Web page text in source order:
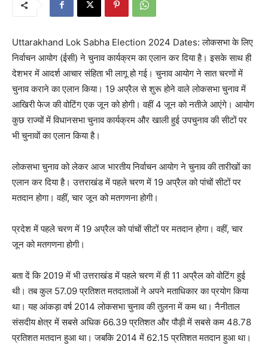
Uttarakhand Lok Sabha Election 2024 Dates: लोकसभा के लिए
निर्वाचन आयोग (ईसी) ने चुनाव कार्यक्रम का एलान कर दिया है। इसके साथ ही
देशभर में आदर्श आचार संहिता भी लागू हो गई। चुनाव आयोग ने सात चरणों में
चुनाव कराने का एलान किया। 19 अप्रैल से शुरू होने वाले लोकसभा चुनाव में
आखिरी फेज की वोटिंग एक जून को होगी। वहीं 4 जून को नतीजे आएंगे। आयोग
कुछ राज्यों में विधानसभा चुनाव कार्यक्रम और खाली हुई उपचुनाव की सीटों पर
भी चुनावों का एलान किया है।
लोकसभा चुनाव को लेकर आज भारतीय निर्वाचन आयोग ने चुनाव की तारीखों का
एलान कर दिया है। उत्तराखंड में पहले चरण में 19 अप्रैल को पांचों सीटों पर
मतदान होगा। वहीं, चार जून को मतगणना होगी।
प्रदेश में पहले चरण में 19 अप्रैल को पांचों सीटों पर मतदान होगा। वहीं, चार
जून को मतगणना होगी।
बता दें कि 2019 में भी उत्तराखंड में पहले चरण में ही 11 अप्रैल को वोटिंग हुई
थी। तब कुल 57.09 प्रतिशत मतदाताओं ने अपने मताधिकार का प्रयोग किया
था। यह आंकड़ा वर्ष 2014 लोकसभा चुनाव की तुलना में कम था। नैनीताल
संसदीय क्षेत्र में सबसे अधिक 66.39 प्रतिशत और पौड़ी में सबसे कम 48.78
प्रतिशत मतदान हुआ था। जबकि 2014 में 62.15 प्रतिशत मतदान हुआ था।